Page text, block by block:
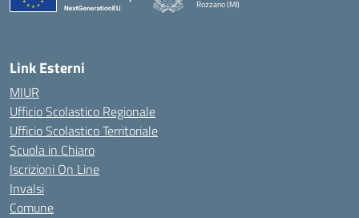
Rozzano (MI)
Link Esterni
MIUR
Ufficio Scolastico Regionale
Ufficio Scolastico Territoriale
Scuola in Chiaro
Iscrizioni On Line
Invalsi
Comune